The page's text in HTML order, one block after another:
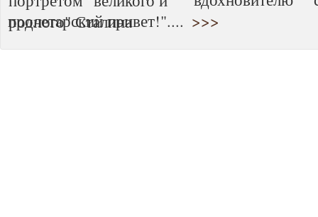
пролетарский привет!".... >>>